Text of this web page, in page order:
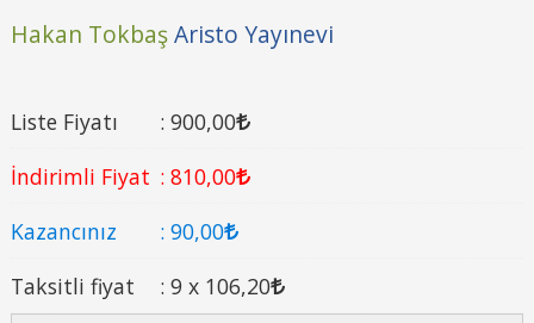
Hakan TokbaşAristo Yayınevi
Liste Fiyatı : 900,00
İndirimli Fiyat : 810,00
Kazancınız
: 90,00
Taksitli fiyat
: 9 x 106,20